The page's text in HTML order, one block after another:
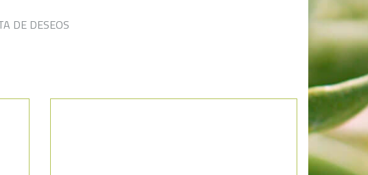
DE DESEOS